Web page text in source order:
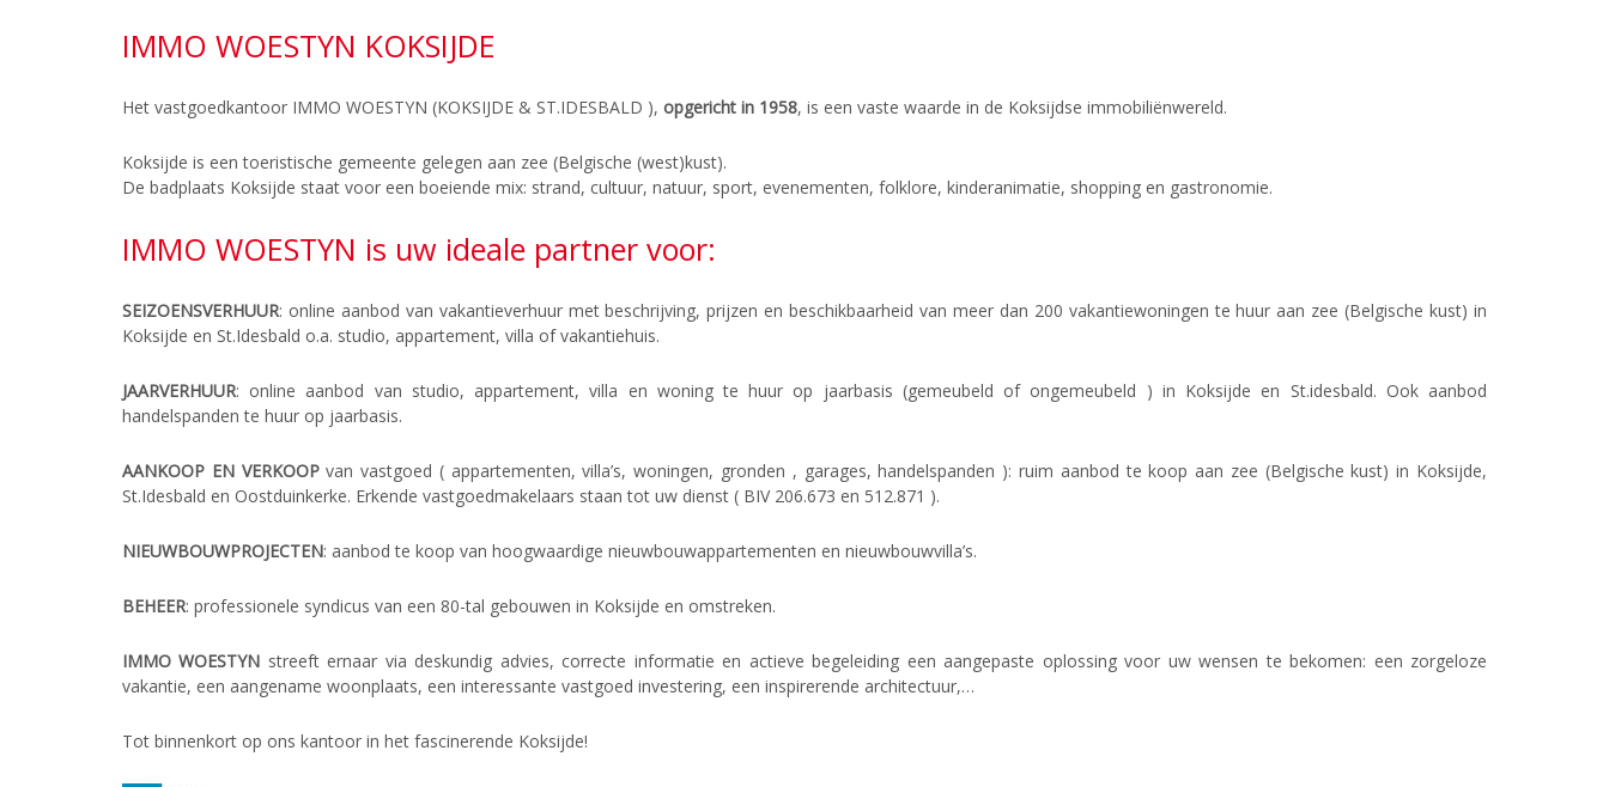
IMMO WOESTYN KOKSIJDE
Het vastgoedkantoor IMMO WOESTYN (KOKSIJDE & ST.IDESBALD ), opgericht in 1958, is een vaste waarde in de Koksijdse immobiliënwereld.
Koksijde is een toeristische gemeente gelegen aan zee (Belgische (west)kust).
De badplaats Koksijde staat voor een boeiende mix: strand, cultuur, natuur, sport, evenementen, folklore, kinderanimatie, shopping en gastronomie.
IMMO WOESTYN is uw ideale partner voor:
SEIZOENSVERHUUR: online aanbod van vakantieverhuur met beschrijving, prijzen en beschikbaarheid van meer dan 200 vakantiewoningen te huur aan zee (Belgische kust) in
Koksijde en St.Idesbald o.a. studio, appartement, villa of vakantiehuis.
JAARVERHUUR: online aanbod van studio, appartement, villa en woning te huur op jaarbasis (gemeubeld of ongemeubeld ) in Koksijde en St.idesbald. Ook aanbod
handelspanden te huur op jaarbasis.
AANKOOP EN VERKOOPvan vastgoed ( appartementen, villa’s, woningen, gronden , garages, handelspanden ): ruim aanbod te koop aan zee (Belgische kust) in Koksijde,
St.Idesbald en Oostduinkerke. Erkende vastgoedmakelaars staan tot uw dienst ( BIV 206.673 en 512.871 ).
NIEUWBOUWPROJECTEN: aanbod te koop van hoogwaardige nieuwbouwappartementen en nieuwbouwvilla’s.
BEHEER: professionele syndicus van een 80-tal gebouwen in Koksijde en omstreken.
IMMO WOESTYN streeft ernaar via deskundig advies, correcte informatie en actieve begeleiding een aangepaste oplossing voor uw wensen te bekomen: een zorgeloze
vakantie, een aangename woonplaats, een interessante vastgoed investering, een inspirerende architectuur,…
Tot binnenkort op ons kantoor in het fascinerende Koksijde!